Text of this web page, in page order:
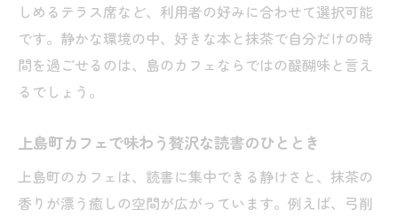
しめるテラス席など、利用者の好みに合わせて選択可能
です。静かな環境の中、好きな本と抹茶で自分だけの時
間を過ごせるのは、島のカフェならではの醍醐味と言え
るでしょう。
上島町カフェで味わう贅沢な読書のひととき
上島町のカフェは、読書に集中できる静けさと、抹茶の
香りが漂う癒しの空間が広がっています。例えば、弓削